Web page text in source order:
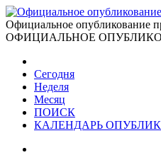
Официальное опубликование
ОФИЦИАЛЬНОЕ
Сегодня
Неделя
Месяц
ПОИСК
КАЛЕНДАРЬ